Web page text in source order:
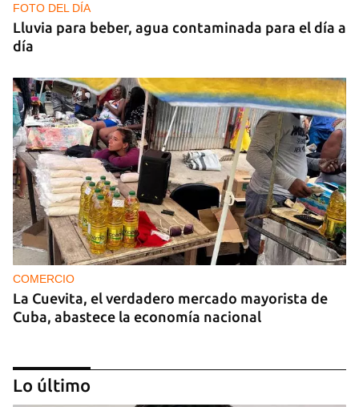
FOTO DEL DÍA
Lluvia para beber, agua contaminada para el día a
día
COMERCIO
La Cuevita, el verdadero mercado mayorista de
Cuba, abastece la economía nacional
Lo último